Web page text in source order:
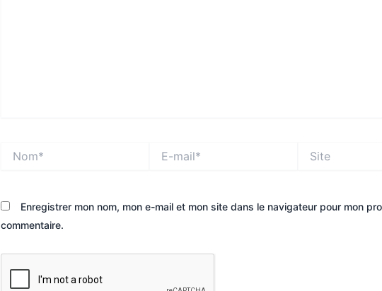
mail*
Enregistrer mon nom, mon e-mail et mon site dans le navigateur pour mon
commentaire.